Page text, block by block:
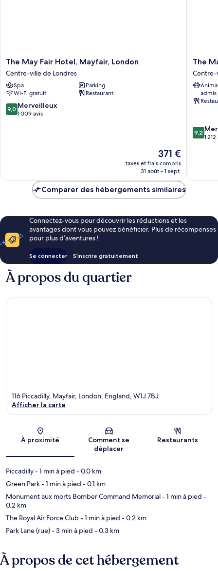
The
May
Fair
Hotel,
Mayfair,
London
Centre-
The May Fair Hotel, Mayfair, London
Centre-ville de Londres
Spa
Parking
Wi-Fi gratuit
Restaurant
9.0
sur
9,0 Merveilleux
1 009 avis
Le
nouveau
prix
de
371 €
taxes et frais compris
31 août - 1 sept.
The
Mayfair
Centre-
ville
de
The
Centre-
admis
9.2
sur
9,2
1
Comparer des hébergements similaires
Connectez-vous pour découvrir les réductions et les
avantages dont vous pouvez bénéficier. Plus de récompenses
pour plus d’aventures !
Se connecter S’inscrire gratuitement
À propos du quartier
Carte
116 Piccadilly, Mayfair, London, England, W1J 7BJ
Afficher la carte
À proximité
Comment se
déplacer
Restaurants
Piccadilly- 1 min à pied - 0.0 km
Green Park- 1 min à pied - 0.1 km
Monument aux morts Bomber Command Memorial- 1 min à pied -
0.2 km
The Royal Air Force Club- 1 min à pied - 0.2 km
Park Lane (rue)- 3 min à pied - 0.3 km
À propos de cet hébergement